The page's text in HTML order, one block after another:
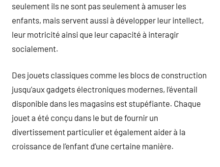
seulement ils ne sont pas seulement à amuser les
enfants, mais servent aussi à développer leur intellect,
leur motricité ainsi que leur capacité à interagir
socialement.
Des jouets classiques comme les blocs de construction
jusqu’aux gadgets électroniques modernes, l’éventail
disponible dans les magasins est stupéfiante. Chaque
jouet a été conçu dans le but de fournir un
divertissement particulier et également aider à la
croissance de l’enfant d’une certaine manière.